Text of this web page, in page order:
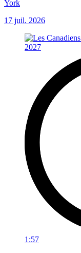
York
17 juil. 2026
1:57